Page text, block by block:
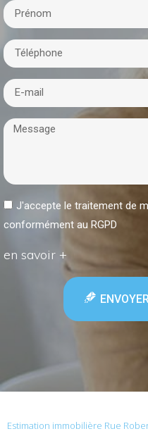
J'accepte le traitement de
conformément au RGPD
en savoir +
Estimation immobilière Rue